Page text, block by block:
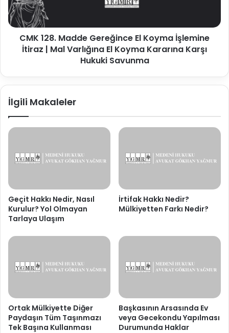
İşlemine
İtiraz
|
Varlığına
Hukuki
CMK 128. Madde Gereğince El Koyma İşlemine
İtiraz | Mal Varlığına El Koyma Kararına Karşı
Hukuki Savunma
İlgili Makaleler
Geçit Hakkı Nedir, Nasıl
Kurulur? Yol Olmayan
Tarlaya Ulaşım
İrtifak Hakkı Nedir?
Mülkiyetten Farkı Nedir?
Ortak Mülkiyette Diğer
Paydaşın Tüm Taşınmazı
Tek Başına Kullanması
Başkasının Arsasında Ev
veya Gecekondu Yapılması
Durumunda Haklar